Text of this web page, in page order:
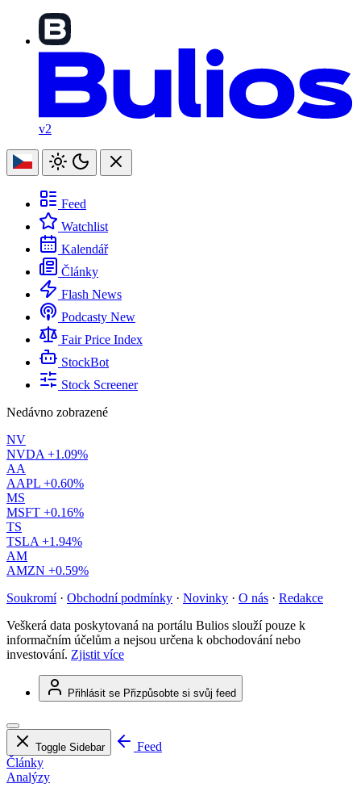
v2
Feed
Watchlist
Kalendář
Články
Flash News
Podcasty New
Fair Price Index
StockBot
Stock Screener
Nedávno zobrazené
NV
NVDA +1.09%
AA
AAPL +0.60%
MS
MSFT +0.16%
TS
TSLA +1.94%
AM
AMZN +0.59%
Soukromí · Obchodní podmínky · Novinky · O nás · Redakce
Veškerá data poskytovaná na portálu Bulios slouží pouze k
informačním účelům a nejsou určena k obchodování nebo
investování. Zjistit více
Přihlásit se Přizpůsobte si svůj feed
Toggle Sidebar
Feed
Články
Analýzy